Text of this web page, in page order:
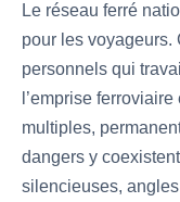
Le réseau ferré
pour les voyageurs.
personnels qui
l’emprise
multiples,
dangers y
silencieuses,